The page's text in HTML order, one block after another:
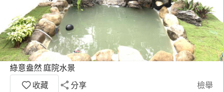
綠意盎然 庭院水景
收藏
分享 檢舉